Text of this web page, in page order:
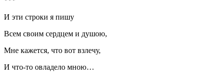
И эти строки я пишу
Всем своим сердцем и душою,
Мне кажется, что вот взлечу,
И что-то овладело мною…